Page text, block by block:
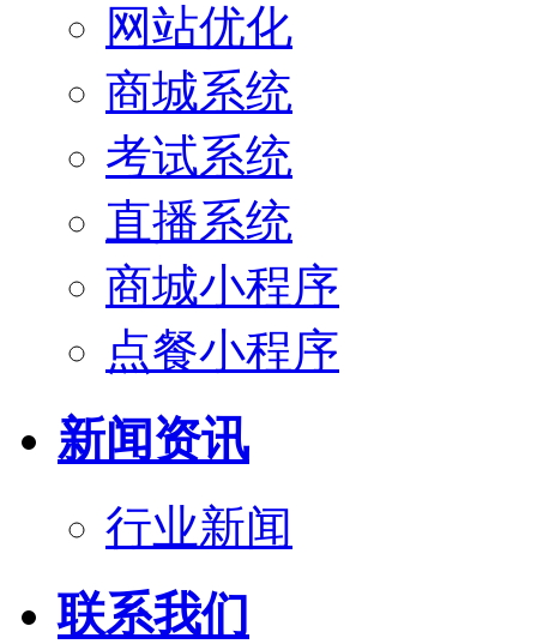
网站优化
商城系统
考试系统
直播系统
商城小程序
点餐小程序
新闻资讯
行业新闻
联系我们